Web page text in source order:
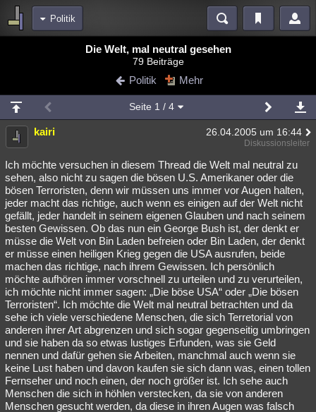
Politik
Blogs
Chat Wiki Neuigkeiten
meine Rubriken
Menschen Mystery Kriminalfälle
Spiritualität Verschwörungen Technologie Ufologie
Natur Umfragen Unterhaltung
weitere Rubriken
Philosophie Träume Orte Esoterik Literatur
Astronomie Helpdesk Gruppen Gaming Filme
Musik Clash Verbesserungen Allmystery English
Übersichten
Besucht Teilgenommen Alle Neue Geschlossen
Lesenswert Schlüsselwörter
Die Welt, mal neutral gesehen
79 Beiträge
Politik Mehr
Seite 1 / 4
kairi 26.04.2005 um 16:44
Diskussionsleiter
Ich möchte versuchen in diesem Thread die Welt mal neutral zu
sehen, also nicht zu sagen die bösen U.S. Amerikaner oder die
bösen Terroristen, denn wir müssen uns immer vor Augen halten,
jeder macht das richtige, auch wenn es einigen auf der Welt nicht
gefällt, jeder handelt in seinem eigenen Glauben und nach seinem
besten Gewissen. Ob das nun ein George Bush ist, der denkt er
müsse die Welt von Bin Laden befreien oder Bin Laden, der denkt
er müsse einen heiligen Krieg gegen die USA ausrufen, beide
machen das richtige, nach ihrem Gewissen. Ich persönlich
möchte aufhören immer vorschnell zu urteilen und zu verurteilen,
ich möchte nicht immer sagen: „Die böse USA“ oder „Die bösen
Terroristen“. Ich möchte die Welt mal neutral betrachten und da
sehe ich viele verschiedene Menschen, die sich Terretorial von
anderen ihrer Art abgrenzen und sich sogar gegenseitig umbringen
und sie haben da so etwas lustiges Erfunden, was sie Geld
nennen und dafür gehen sie Arbeiten, manchmal auch wenn sie
keine Lust haben und davon kaufen sie sich dann was, einen tollen
Fernseher und noch einen, der noch größer ist. Ich sehe auch
Menschen die sich in höhlen verstecken, da sie von anderen
Menschen gesucht werden, da diese in ihren Augen was falsch